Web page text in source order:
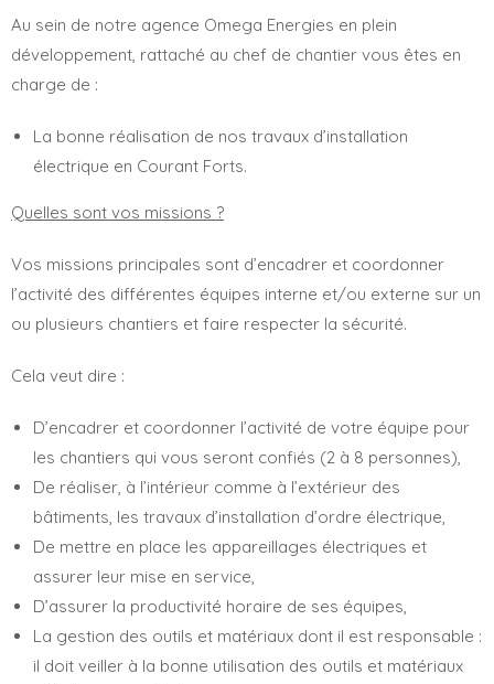
Au sein de notre agence Omega Energies en plein
développement, rattaché au chef de chantier vous êtes en
charge de :
La bonne réalisation de nos travaux d’installation
électrique en Courant Forts.
Quelles sont vos missions ?
Vos missions principales sont d’encadrer et coordonner
l’activité des différentes équipes interne et/ou externe sur un
ou plusieurs chantiers et faire respecter la sécurité.
Cela veut dire :
D’encadrer et coordonner l’activité de votre équipe pour
les chantiers qui vous seront confiés (2 à 8 personnes),
De réaliser, à l’intérieur comme à l’extérieur des
bâtiments, les travaux d’installation d’ordre électrique,
De mettre en place les appareillages électriques et
assurer leur mise en service,
D’assurer la productivité horaire de ses équipes,
La gestion des outils et matériaux dont il est responsable :
il doit veiller à la bonne utilisation des outils et matériaux